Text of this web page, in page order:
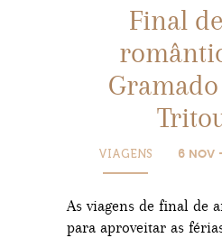
Final
VIAGENS 6 NOV
As viagens de final de
para aproveitar as